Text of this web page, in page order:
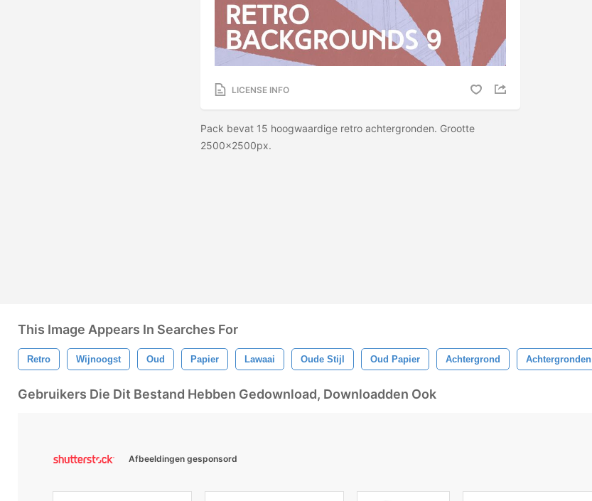
LICENSE INFO
Pack bevat 15 hoogwaardige retro achtergronden. Grootte
2500x2500px.
This Image Appears In Searches For
Retro Wijnoogst Oud Papier Lawaai Oude Stijl Oud Papier Achtergrond Achtergronden
Gebruikers Die Dit Bestand Hebben Gedownload, Downloadden Ook
Afbeeldingen gesponsord